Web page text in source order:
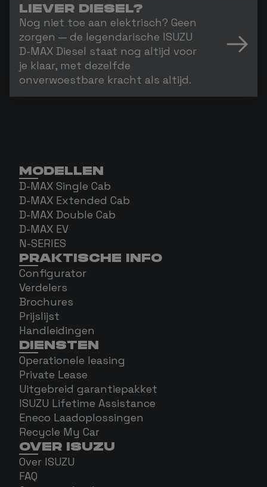
LIEVER DIESEL?
Nog niet toe aan elektrisch? Geen
zorgen — de legendarische ISUZU
D-MAX Diesel staat nog altijd voor
je klaar, met dezelfde
onverwoestbare kracht als altijd.
MODELLEN
D-MAX Single Cab
D-MAX Extended Cab
D-MAX Double Cab
D-MAX EV
N-SERIES
PRAKTISCHE INFO
Configurator
Verdelers
Brochures
Prijslijst
Handleidingen
DIENSTEN
Operationele leasing
Private Lease
Uitgebreid garantiepakket
ISUZU Lifetime Assistance
Eneco Laadoplossingen
Recycle My Car
OVER ISUZU
Over ISUZU
FAQ